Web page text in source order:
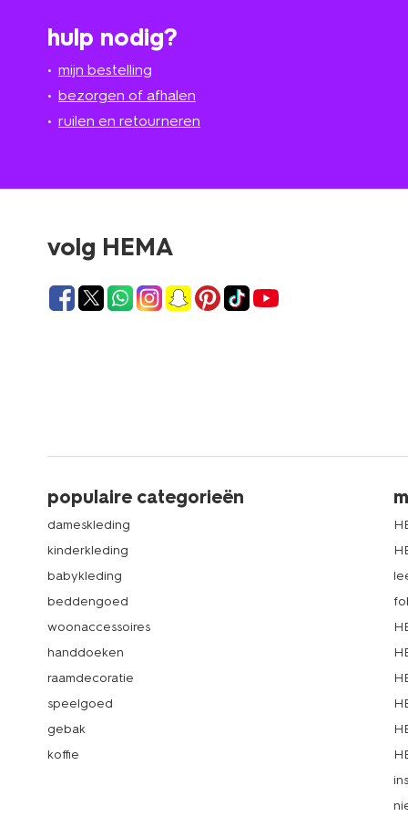
hulp nodig?
mijn bestelling
bezorgen of afhalen
ruilen en retourneren
volg HEMA
populaire categorieën
dameskleding
kinderkleding
babykleding
beddengoed
woonaccessoires
handdoeken
raamdecoratie
speelgoed
gebak
koffie